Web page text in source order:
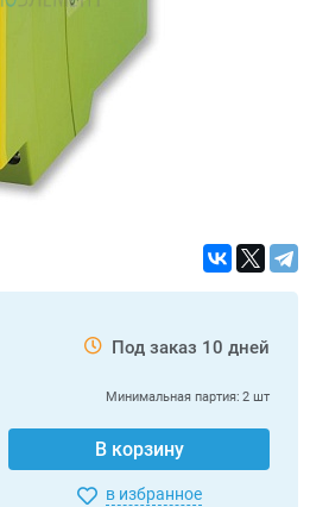
Под заказ 10 дней
В корзину
Минимальная партия: 2 шт
в избранное